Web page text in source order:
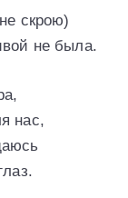
скрою)
не была.
нас,